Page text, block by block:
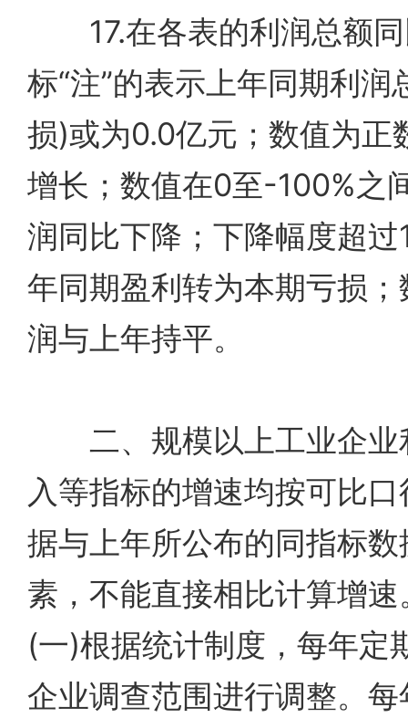
17.在各表的利润总额同
标“注”的表示上年同期利
损)或为0.0亿元；数值为正
增长；数值在0至-100%之
润同比下降；下降幅度超
年同期盈利转为本期亏损
润与上年持平。
二、规模以上工业企业
入等指标的增速均按可比
据与上年所公布的同指标
素，不能直接相比计算增
(一)根据统计制度，每年定
企业调查范围进行调整。